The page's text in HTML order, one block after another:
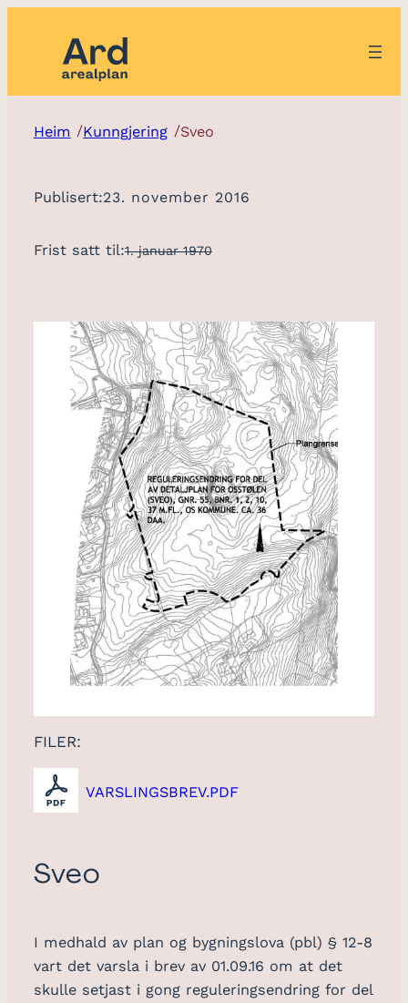
Heim /Kunngjering /Sveo
Publisert:23. november 2016
Frist satt til:1. januar 1970
FILER:
VARSLINGSBREV.PDF
Sveo
I medhald av plan og bygningslova (pbl) § 12-8
vart det varsla i brev av 01.09.16 om at det
skulle setjast i gong reguleringsendring for del